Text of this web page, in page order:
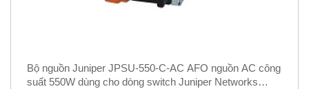
Bộ nguồn Juniper JPSU-550-C-AC AFO nguồn AC công
suất 550W dùng cho dòng switch Juniper Networks